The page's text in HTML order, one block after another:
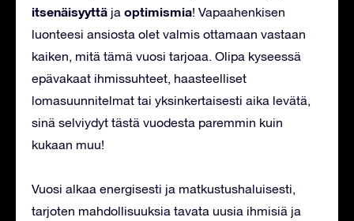
itsenäisyyttä ja optimismia! Vapaahenkisen
luonteesi ansiosta olet valmis ottamaan vastaan
kaiken, mitä tämä vuosi tarjoaa. Olipa kyseessä
epävakaat ihmissuhteet, haasteelliset
lomasuunnitelmat tai yksinkertaisesti aika levätä,
sinä selviydyt tästä vuodesta paremmin kuin
kukaan muu!
Vuosi alkaa energisesti ja matkustushaluisesti,
tarjoten mahdollisuuksia tavata uusia ihmisiä ja